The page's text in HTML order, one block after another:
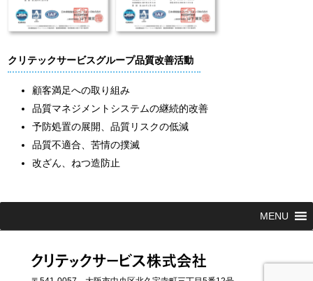
クリテックサービスグループ品質改善活動
顧客満足への取り組み
品質マネジメントシステムの継続的改善
予防処置の展開、品質リスクの低減
品質不適合、苦情の撲滅
改ざん、ねつ造防止
MENU